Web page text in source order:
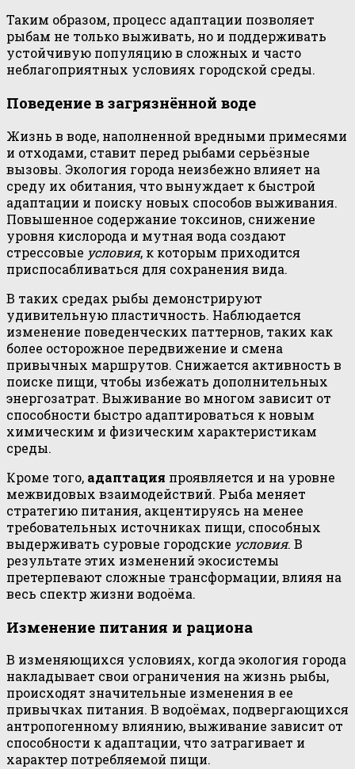
Таким образом, процесс адаптации позволяет
рыбам не только выживать, но и поддерживать
устойчивую популяцию в сложных и часто
неблагоприятных условиях городской среды.
Поведение в загрязнённой воде
Жизнь в воде, наполненной вредными примесями
и отходами, ставит перед рыбами серьёзные
вызовы. Экология города неизбежно влияет на
среду их обитания, что вынуждает к быстрой
адаптации и поиску новых способов выживания.
Повышенное содержание токсинов, снижение
уровня кислорода и мутная вода создают
стрессовые условия, к которым приходится
приспосабливаться для сохранения вида.
В таких средах рыбы демонстрируют
удивительную пластичность. Наблюдается
изменение поведенческих паттернов, таких как
более осторожное передвижение и смена
привычных маршрутов. Снижается активность в
поиске пищи, чтобы избежать дополнительных
энергозатрат. Выживание во многом зависит от
способности быстро адаптироваться к новым
химическим и физическим характеристикам
среды.
Кроме того, адаптация проявляется и на уровне
межвидовых взаимодействий. Рыба меняет
стратегию питания, акцентируясь на менее
требовательных источниках пищи, способных
выдерживать суровые городские условия. В
результате этих изменений экосистемы
претерпевают сложные трансформации, влияя на
весь спектр жизни водоёма.
Изменение питания и рациона
В изменяющихся условиях, когда экология города
накладывает свои ограничения на жизнь рыбы,
происходят значительные изменения в ее
привычках питания. В водоёмах, подвергающихся
антропогенному влиянию, выживание зависит от
способности к адаптации, что затрагивает и
характер потребляемой пищи.